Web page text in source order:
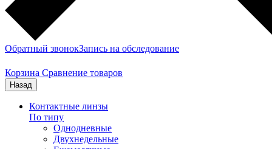
Обратный звонокЗапись на обследование
Корзина Сравнение товаров
Назад
Контактные линзы
По типу
Однодневные
Двухнедельные